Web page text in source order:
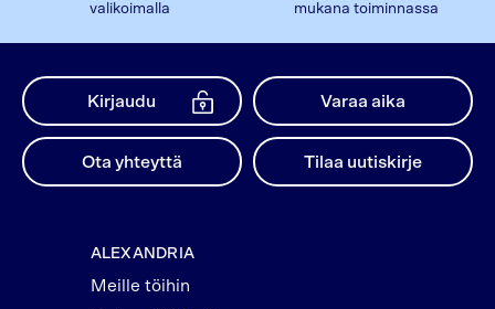
valikoimalla
mukana toiminnassa
Kirjaudu Varaa aika
Ota yhteyttä Tilaa uutiskirje
ALEXANDRIA
Meille töihin